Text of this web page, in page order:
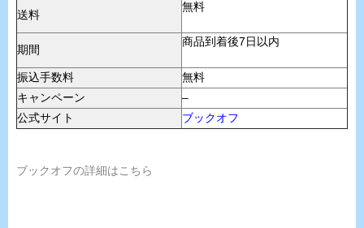
送料
無料
期間
商品到着後7日以内
振込手数料
無料
キャンペーン
–
公式サイト
ブックオフ
ブックオフの詳細はこちら